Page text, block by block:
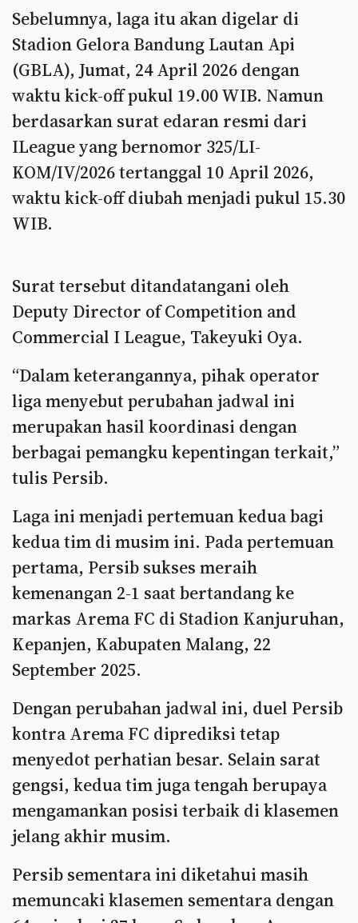
Sebelumnya, laga itu akan digelar di
Stadion Gelora Bandung Lautan Api
(GBLA), Jumat, 24 April 2026 dengan
waktu kick-off pukul 19.00 WIB. Namun
berdasarkan surat edaran resmi dari
ILeague yang bernomor 325/LI-
KOM/IV/2026 tertanggal 10 April 2026,
waktu kick-off diubah menjadi pukul 15.30
WIB.
Surat tersebut ditandatangani oleh
Deputy Director of Competition and
Commercial I League, Takeyuki Oya.
“Dalam keterangannya, pihak operator
liga menyebut perubahan jadwal ini
merupakan hasil koordinasi dengan
berbagai pemangku kepentingan terkait,”
tulis Persib.
Laga ini menjadi pertemuan kedua bagi
kedua tim di musim ini. Pada pertemuan
pertama, Persib sukses meraih
kemenangan 2-1 saat bertandang ke
markas Arema FC di Stadion Kanjuruhan,
Kepanjen, Kabupaten Malang, 22
September 2025.
Dengan perubahan jadwal ini, duel Persib
kontra Arema FC diprediksi tetap
menyedot perhatian besar. Selain sarat
gengsi, kedua tim juga tengah berupaya
mengamankan posisi terbaik di klasemen
jelang akhir musim.
Persib sementara ini diketahui masih
memuncaki klasemen sementara dengan